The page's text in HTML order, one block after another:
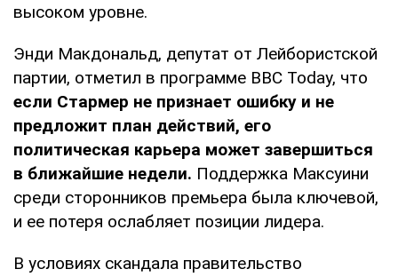
высоком уровне.
Энди Макдональд, депутат от Лейбористской
партии, отметил в программе BBC Today, что
если Стармер не признает ошибку и не
предложит план действий, его
политическая карьера может завершиться
в ближайшие недели. Поддержка Максуини
среди сторонников премьера была ключевой,
и ее потеря ослабляет позиции лидера.
В условиях скандала правительство